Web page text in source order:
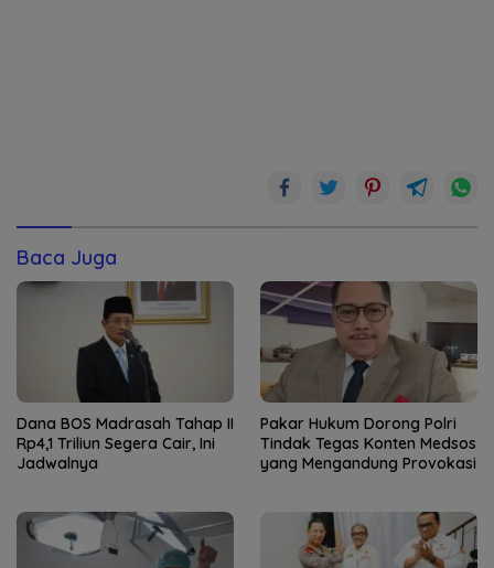
Baca Juga
Dana BOS Madrasah Tahap II
Rp4,1 Triliun Segera Cair, Ini
Jadwalnya
Pakar Hukum Dorong Polri
Tindak Tegas Konten Medsos
yang Mengandung Provokasi